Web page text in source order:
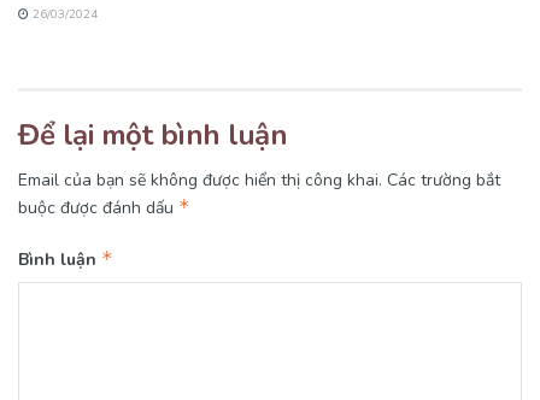
26/03/2024
Để lại một bình luận
Email của bạn sẽ không được hiển thị công khai. Các trường bắt
buộc được đánh dấu *
Bình luận *